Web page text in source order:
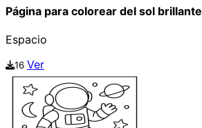
Página para colorear del sol brillante
Espacio
16 Ver